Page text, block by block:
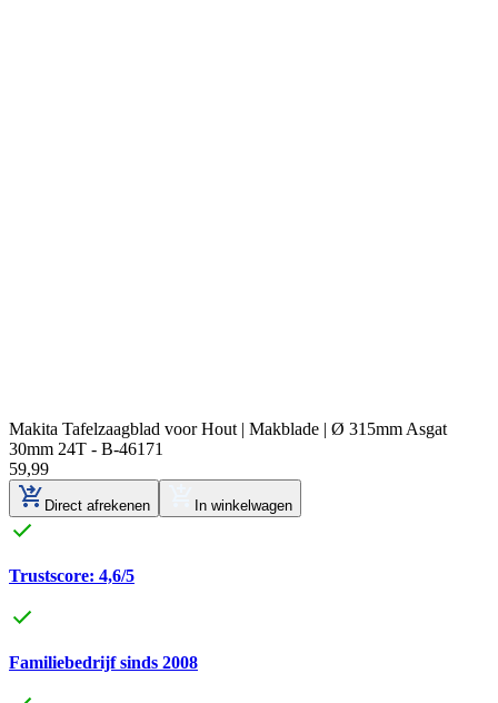
Makita Tafelzaagblad voor Hout | Makblade | Ø 315mm Asgat
30mm 24T - B-46171
59,99
Direct afrekenen In winkelwagen
Trustscore: 4,6/5
Familiebedrijf sinds 2008